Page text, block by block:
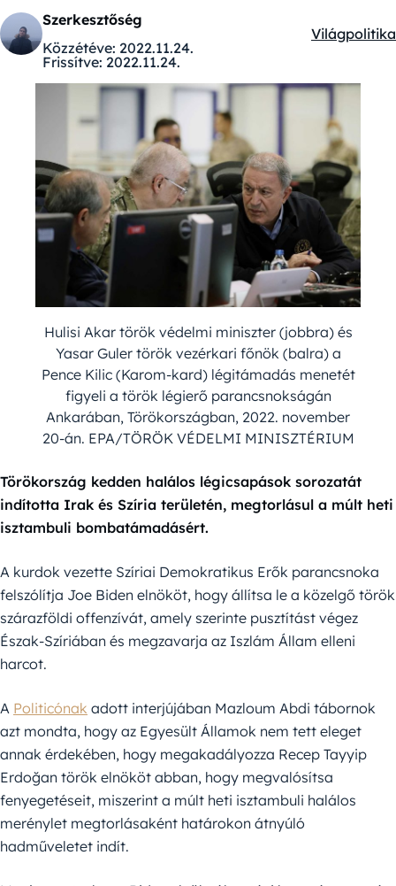
Szerkesztőség
Közzétéve: 2022.11.24.
Frissítve: 2022.11.24.
Kategóriák:
Világpolitika
Hulisi Akar török védelmi miniszter (jobbra) és
Yasar Guler török vezérkari főnök (balra) a
Pence Kilic (Karom-kard) légitámadás menetét
figyeli a török légierő parancsnokságán
Ankarában, Törökországban, 2022. november
20-án. EPA/TÖRÖK VÉDELMI MINISZTÉRIUM
Törökország kedden halálos légicsapások sorozatát
indította Irak és Szíria területén, megtorlásul a múlt heti
isztambuli bombatámadásért.
A kurdok vezette Szíriai Demokratikus Erők parancsnoka
felszólítja Joe Biden elnököt, hogy állítsa le a közelgő török
szárazföldi offenzívát, amely szerinte pusztítást végez
Észak-Szíriában és megzavarja az Iszlám Állam elleni
harcot.
A Politicónak adott interjújában Mazloum Abdi tábornok
azt mondta, hogy az Egyesült Államok nem tett eleget
annak érdekében, hogy megakadályozza Recep Tayyip
Erdoğan török elnököt abban, hogy megvalósítsa
fenyegetéseit, miszerint a múlt heti isztambuli halálos
merénylet megtorlásaként határokon átnyúló
hadműveletet indít.